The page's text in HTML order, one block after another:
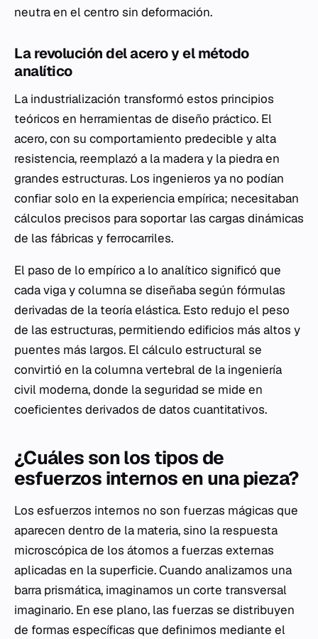
neutra en el centro sin deformación.
La revolución del acero y el método
analítico
La industrialización transformó estos principios
teóricos en herramientas de diseño práctico. El
acero, con su comportamiento predecible y alta
resistencia, reemplazó a la madera y la piedra en
grandes estructuras. Los ingenieros ya no podían
confiar solo en la experiencia empírica; necesitaban
cálculos precisos para soportar las cargas dinámicas
de las fábricas y ferrocarriles.
El paso de lo empírico a lo analítico significó que
cada viga y columna se diseñaba según fórmulas
derivadas de la teoría elástica. Esto redujo el peso
de las estructuras, permitiendo edificios más altos y
puentes más largos. El cálculo estructural se
convirtió en la columna vertebral de la ingeniería
civil moderna, donde la seguridad se mide en
coeficientes derivados de datos cuantitativos.
¿Cuáles son los tipos de
esfuerzos internos en una pieza?
Los esfuerzos internos no son fuerzas mágicas que
aparecen dentro de la materia, sino la respuesta
microscópica de los átomos a fuerzas externas
aplicadas en la superficie. Cuando analizamos una
barra prismática, imaginamos un corte transversal
imaginario. En ese plano, las fuerzas se distribuyen
de formas específicas que definimos mediante el